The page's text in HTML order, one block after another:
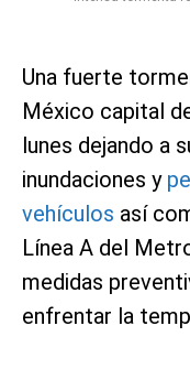
Una fuerte
México capital
lunes dejando a
inundaciones y
vehículos así
Línea A del
medidas
enfrentar la